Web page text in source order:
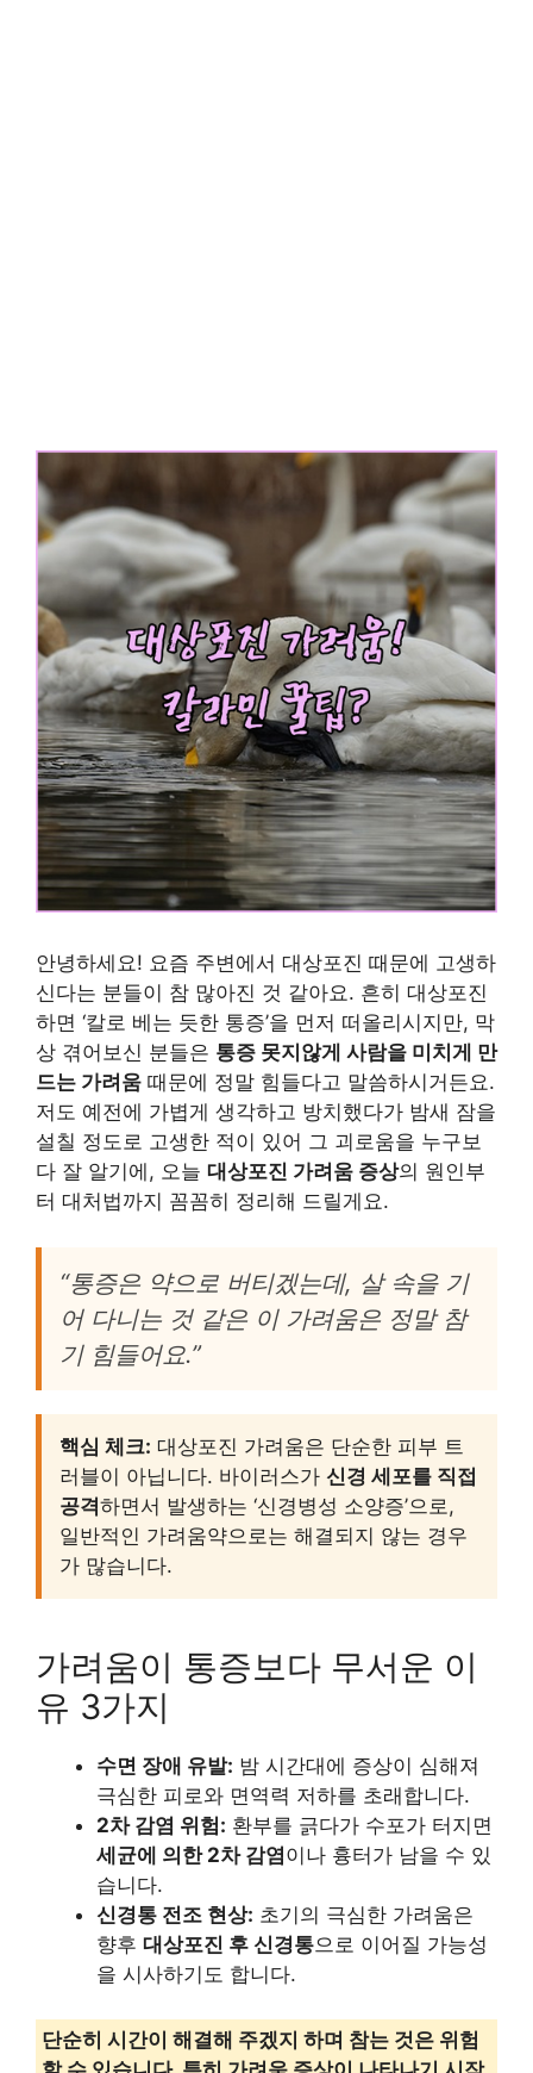
안녕하세요! 요즘 주변에서 대상포진 때문에 고생하
신다는 분들이 참 많아진 것 같아요. 흔히 대상포진
하면 ‘칼로 베는 듯한 통증’을 먼저 떠올리시지만, 막
상 겪어보신 분들은 통증 못지않게 사람을 미치게 만
드는 가려움 때문에 정말 힘들다고 말씀하시거든요.
저도 예전에 가볍게 생각하고 방치했다가 밤새 잠을
설칠 정도로 고생한 적이 있어 그 괴로움을 누구보
다 잘 알기에, 오늘 대상포진 가려움 증상의 원인부
터 대처법까지 꼼꼼히 정리해 드릴게요.
“통증은 약으로 버티겠는데, 살 속을 기
어 다니는 것 같은 이 가려움은 정말 참
기 힘들어요.”
핵심 체크: 대상포진 가려움은 단순한 피부 트
러블이 아닙니다. 바이러스가 신경 세포를 직접
공격하면서 발생하는 ‘신경병성 소양증’으로,
일반적인 가려움약으로는 해결되지 않는 경우
가 많습니다.
가려움이 통증보다 무서운 이
유 3가지
수면 장애 유발: 밤 시간대에 증상이 심해져
극심한 피로와 면역력 저하를 초래합니다.
2차 감염 위험: 환부를 긁다가 수포가 터지면
세균에 의한 2차 감염이나 흉터가 남을 수 있
습니다.
신경통 전조 현상: 초기의 극심한 가려움은
향후 대상포진 후 신경통으로 이어질 가능성
을 시사하기도 합니다.
단순히 시간이 해결해 주겠지 하며 참는 것은 위험